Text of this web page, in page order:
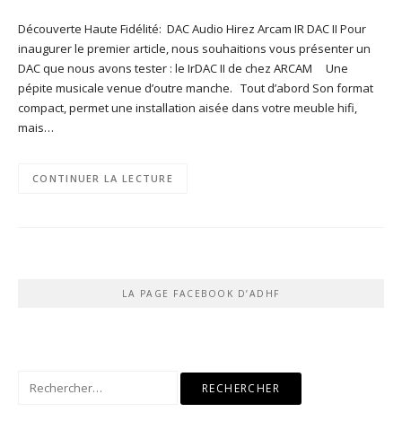
Découverte Haute Fidélité: DAC Audio Hirez Arcam IR DAC II Pour
inaugurer le premier article, nous souhaitions vous présenter un
DAC que nous avons tester : le IrDAC II de chez ARCAM Une
pépite musicale venue d’outre manche. Tout d’abord Son format
compact, permet une installation aisée dans votre meuble hifi,
mais…
CONTINUER LA LECTURE
LA PAGE FACEBOOK D’ADHF
Rechercher :